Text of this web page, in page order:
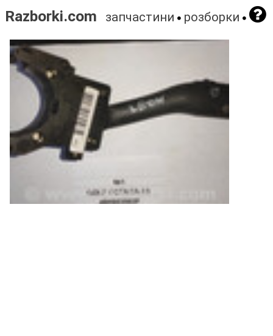
Razborki.com запчастини розборки